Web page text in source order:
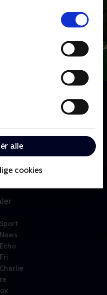
alle
cookies
mindste, hvor man
små kampe med